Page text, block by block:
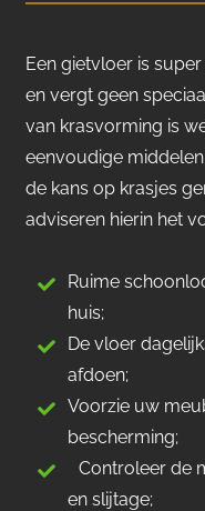
Een gietvloer is
en vergt geen
van krasvorming is
eenvoudige
de kans op krasjes
adviseren hierin het
Ruime
huis;
De vloer
afdoen;
Voorzie uw
bescherming;
Controleer de
en slijtage;